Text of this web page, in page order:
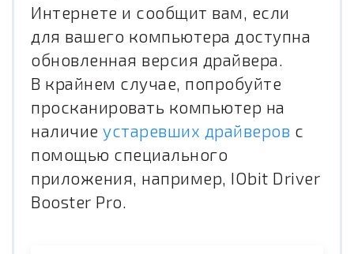
Интернете и сообщит вам, если
для вашего компьютера доступна
обновленная версия драйвера.
В крайнем случае, попробуйте
просканировать компьютер на
наличие устаревших драйверов с
помощью специального
приложения, например, IObit Driver
Booster Pro.